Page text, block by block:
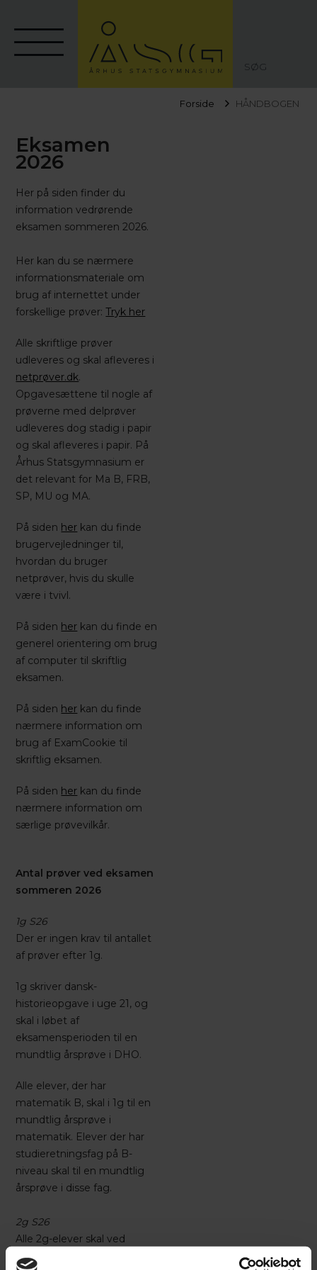
SØG
Forside HÅNDBOGEN
Eksamen
2026
Her på siden finder du
information vedrørende
eksamen sommeren 2026.
Her kan du se nærmere
informationsmateriale om
brug af internettet under
forskellige prøver:Tryk her
Alle skriftlige prøver
udleveres og skal afleveres i
netprøver.dk.
Opgavesættene til nogle af
prøverne med delprøver
udleveres dog stadig i papir
og skal afleveres i papir. På
Århus Statsgymnasium er
det relevant for Ma B, FRB,
SP, MU og MA.
På siden her kan du finde
brugervejledninger til,
hvordan du bruger
netprøver, hvis du skulle
være i tvivl.
På siden her kan du finde en
generel orientering om brug
af computer til skriftlig
eksamen.
På siden her kan du finde
nærmere information om
brug af ExamCookie til
skriftlig eksamen.
På siden her kan du finde
nærmere information om
særlige prøvevilkår.
Antal prøver ved eksamen
sommeren 2026
1g S26
Der er ingen krav til antallet
af prøver efter 1g.
1g skriver dansk-
historieopgave i uge 21, og
skal i løbet af
eksamensperioden til en
mundtlig årsprøve i DHO.
Alle elever, der har
matematik B, skal i 1g til en
mundtlig årsprøve i
matematik. Elever der har
studieretningsfag på B-
niveau skal til en mundtlig
årsprøve i disse fag.
2g S26
Alle 2g-elever skal ved
udgangen af